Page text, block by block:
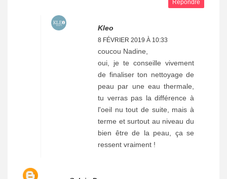
Répondre
Kleo
8 FÉVRIER 2019 À 10:33
coucou Nadine,
oui, je te conseille vivement
de finaliser ton nettoyage de
peau par une eau thermale,
tu verras pas la différence à
l'oeil nu tout de suite, mais à
terme et surtout au niveau du
bien être de la peau, ça se
ressent vraiment !